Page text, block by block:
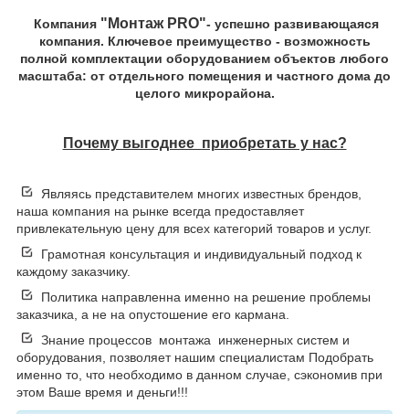
Компания "Монтаж PRO"- успешно развивающаяся
компания. Ключевое преимущество - возможность
полной комплектации оборудованием объектов любого
масштаба: от отдельного помещения и частного дома до
целого микрорайона.
Почему выгоднее приобретать у нас?
Являясь представителем многих известных брендов,
наша компания на рынке всегда предоставляет
привлекательную цену для всех категорий товаров и услуг.
Грамотная консультация и индивидуальный подход к
каждому заказчику.
Политика направленна именно на решение проблемы
заказчика, а не на опустошение его кармана.
Знание процессов монтажа инженерных систем и
оборудования, позволяет нашим специалистам Подобрать
именно то, что необходимо в данном случае, сэкономив при
этом Ваше время и деньги!!!